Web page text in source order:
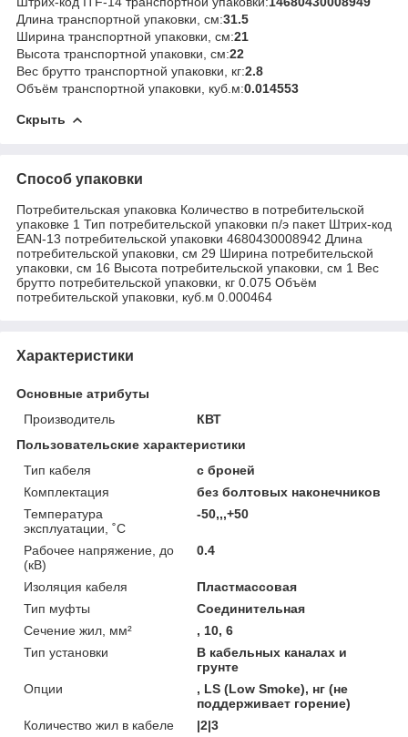
Длина транспортной упаковки, см:31.5
Ширина транспортной упаковки, см:21
Высота транспортной упаковки, см:22
Вес брутто транспортной упаковки, кг:2.8
Объём транспортной упаковки, куб.м:0.014553
Скрыть
Способ упаковки
Потребительская упаковка Количество в потребительской
упаковке 1 Тип потребительской упаковки п/э пакет Штрих-код
EAN-13 потребительской упаковки 4680430008942 Длина
потребительской упаковки, см 29 Ширина потребительской
упаковки, см 16 Высота потребительской упаковки, см 1 Вес
брутто потребительской упаковки, кг 0.075 Объём
потребительской упаковки, куб.м 0.000464
Характеристики
Основные атрибуты
Производитель
КВТ
Пользовательские характеристики
Тип кабеля
с броней
Комплектация
без болтовых наконечников
Температура
эксплуатации, ˚С
-50,,,+50
Рабочее напряжение, до
(кВ)
0.4
Изоляция кабеля
Пластмассовая
Тип муфты
Соединительная
Сечение жил, мм²
, 10, 6
Тип установки
В кабельных каналах и
грунте
Опции
, LS (Low Smoke), нг (не
поддерживает горение)
Количество жил в кабеле
|2|3